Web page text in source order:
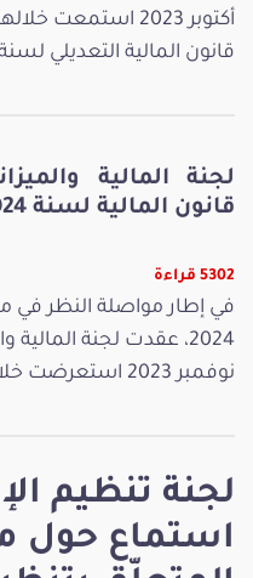
لجنة تنظيم
استماع حول
أكتوبر 2023
قانون المالية التعديلي لسنة 2023. وفي بداية
لجنة المالية
قانون المالية لسنة 2024 في صيغته المعدّلة
5302 قراءة
في إطار مواصلة النظر في
نوفمبر 2023 استعرضت خلالها مقترحات تعديل فص...